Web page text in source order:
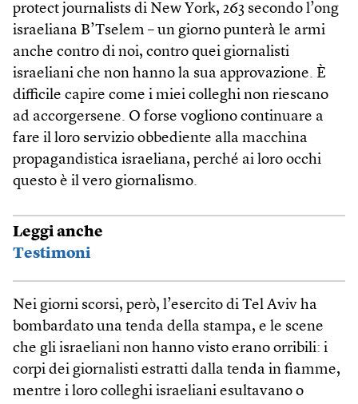
protect journalists di New York, 263 secondo l’ong
israeliana B’Tselem – un giorno punterà le armi
anche contro di noi, contro quei giornalisti
israeliani che non hanno la sua approvazione. È
difficile capire come i miei colleghi non riescano
ad accorgersene. O forse vogliono continuare a
fare il loro servizio obbediente alla macchina
propagandistica israeliana, perché ai loro occhi
questo è il vero giornalismo.
Leggi anche
Testimoni
Nei giorni scorsi, però, l’esercito di Tel Aviv ha
bombardato una tenda della stampa, e le scene
che gli israeliani non hanno visto erano orribili: i
corpi dei giornalisti estratti dalla tenda in fiamme,
mentre i loro colleghi israeliani esultavano o